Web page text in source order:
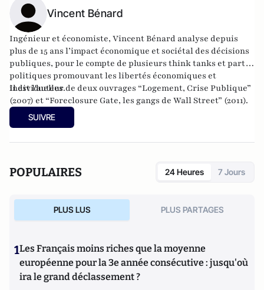
Vincent Bénard
Ingénieur et économiste, Vincent Bénard analyse depuis
plus de 15 ans l’impact économique et sociétal des décisions
publiques, pour le compte de plusieurs think tanks et partis
politiques promouvant les libertés économiques et
individuelles.
Il est l'auteur de deux ouvrages “Logement, Crise Publique”
(2007) et “Foreclosure Gate, les gangs de Wall Street” (2011).
SUIVRE
POPULAIRES 24 Heures 7 Jours
PLUS LUS PLUS PARTAGES
1Les Français moins riches que la moyenne
européenne pour la 3e année consécutive : jusqu'où
ira le grand déclassement ?